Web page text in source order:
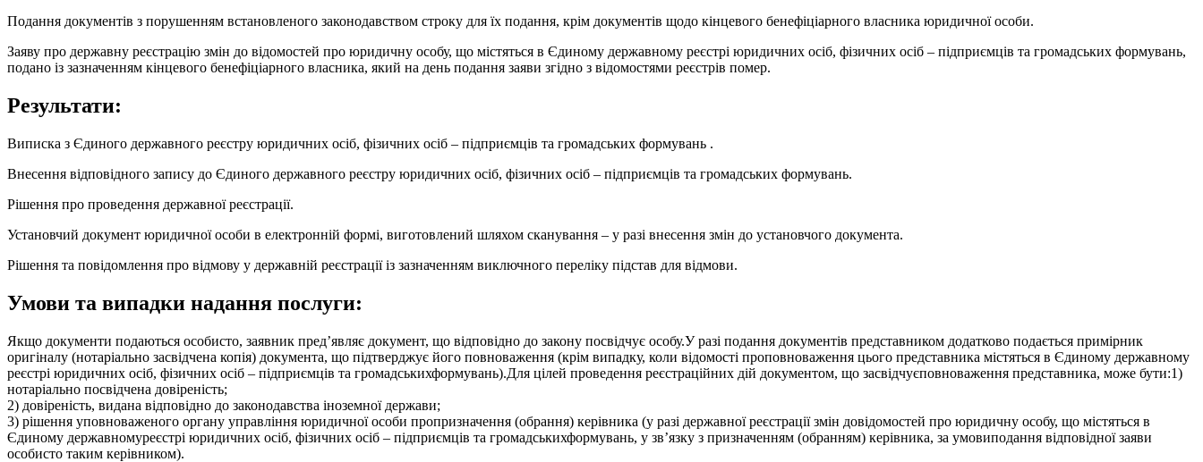
Подання документів з порушенням встановленого законодавством строку для їх подання, крім документів щодо кінцевого бенефіціарного власника юридичної особи.
Заяву про державну реєстрацію змін до відомостей про юридичну особу, що містяться в Єдиному державному реєстрі юридичних осіб, фізичних осіб – підприємців та громадських формувань,
подано із зазначенням кінцевого бенефіціарного власника, який на день подання заяви згідно з відомостями реєстрів помер.
Результати:
Виписка з Єдиного державного реєстру юридичних осіб, фізичних осіб – підприємців та громадських формувань .
Внесення відповідного запису до Єдиного державного реєстру юридичних осіб, фізичних осіб – підприємців та громадських формувань.
Рішення про проведення державної реєстрації.
Установчий документ юридичної особи в електронній формі, виготовлений шляхом сканування – у разі внесення змін до установчого документа.
Рішення та повідомлення про відмову у державній реєстрації із зазначенням виключного переліку підстав для відмови.
Умови та випадки надання послуги:
Якщо документи подаються особисто, заявник пред’являє документ, що відповідно до закону посвідчує особу.У разі подання документів представником додатково подається примірник
оригіналу (нотаріально засвідчена копія) документа, що підтверджує його повноваження (крім випадку, коли відомості проповноваження цього представника містяться в Єдиному державному
реєстрі юридичних осіб, фізичних осіб – підприємців та громадськихформувань).Для цілей проведення реєстраційних дій документом, що засвідчуєповноваження представника, може бути:1)
нотаріально посвідчена довіреність;
2) довіреність, видана відповідно до законодавства іноземної держави;
3) рішення уповноваженого органу управління юридичної особи пропризначення (обрання) керівника (у разі державної реєстрації змін довідомостей про юридичну особу, що містяться в
Єдиному державномуреєстрі юридичних осіб, фізичних осіб – підприємців та громадськихформувань, у зв’язку з призначенням (обранням) керівника, за умовиподання відповідної заяви
особисто таким керівником).